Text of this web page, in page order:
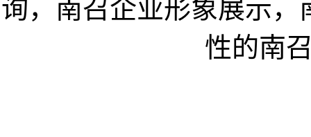
询，南召企业形象展示
性的南